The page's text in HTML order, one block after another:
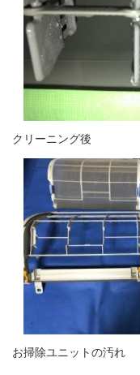
クリーニング後
お掃除ユニットの汚れ